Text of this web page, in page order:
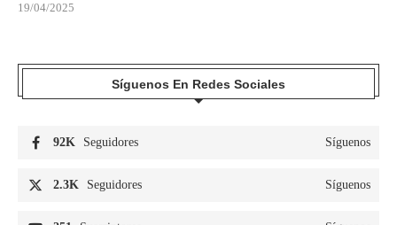
19/04/2025
Síguenos En Redes Sociales
92K Seguidores Síguenos
2.3K Seguidores Síguenos